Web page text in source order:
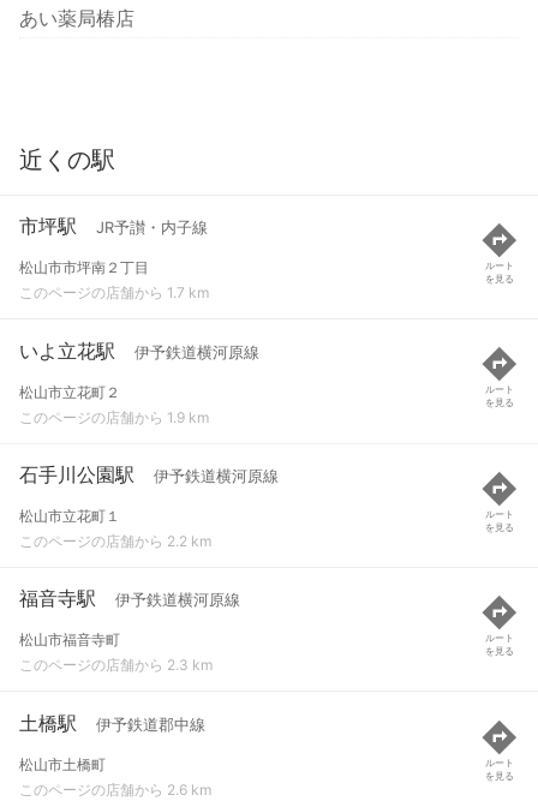
あい薬局椿店
近くの駅
市坪駅 JR予讃・内子線
松山市市坪南２丁目
このページの店舗から 1.7 km
ルート
を見る
いよ立花駅 伊予鉄道横河原線
松山市立花町２
このページの店舗から 1.9 km
ルート
を見る
石手川公園駅 伊予鉄道横河原線
松山市立花町１
このページの店舗から 2.2 km
ルート
を見る
福音寺駅 伊予鉄道横河原線
松山市福音寺町
このページの店舗から 2.3 km
ルート
を見る
土橋駅 伊予鉄道郡中線
松山市土橋町
このページの店舗から 2.6 km
ルート
を見る